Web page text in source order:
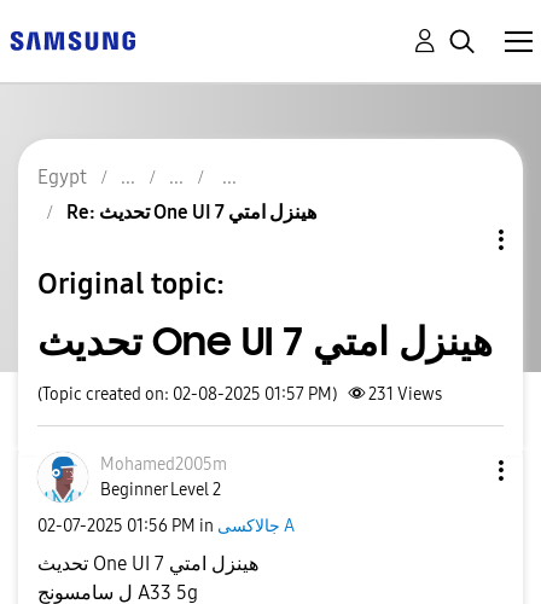
Egypt
Re: تحديث One UI 7 هينزل امتي
Original topic:
تحديث One UI 7 هينزل امتي
(Topic created on: 02-08-2025 01:57 PM) 231 Views
Mohamed2005m
Beginner Level 2
‎02-07-2025 01:56 PM in جالاكسى A
ل سامسونج A33 5g